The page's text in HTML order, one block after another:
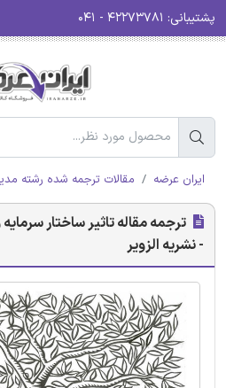
پشتیبانی:
ایران عرضه مقالات ترجمه شده رشته
ترجمه مقاله تاثیر ساختار
- نشریه الزویر